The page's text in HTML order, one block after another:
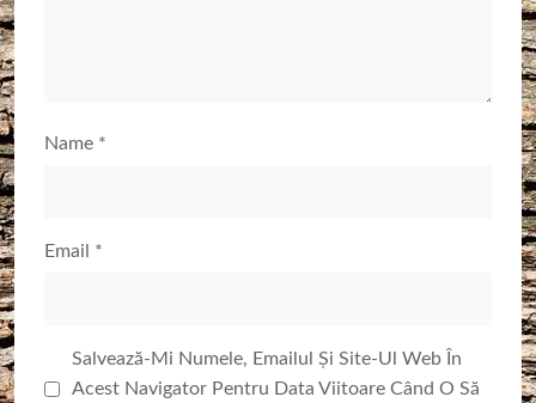
Name *
Email *
Salvează-Mi Numele, Emailul Și Site-Ul Web În
Acest Navigator Pentru Data Viitoare Când O Să